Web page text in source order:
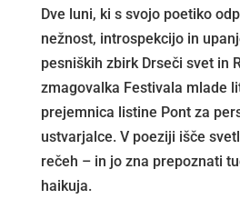
Dve luni, ki s svojo poetiko
nežnost, introspekcijo in
pesniških zbirk Drseči svet in
zmagovalka Festivala mlade
prejemnica listine Pont za
ustvarjalce. V poeziji išče
rečeh – in jo zna prepoznati
haikuja.